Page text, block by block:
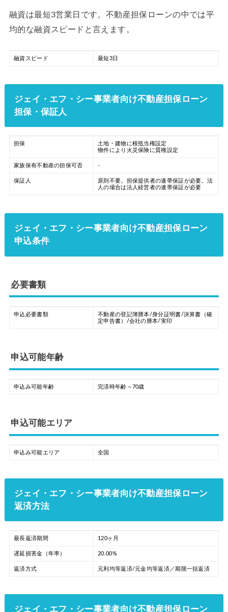
融資は最短3営業日です。不動産担保ローンの中では平
均的な融資スピードと言えます。
融資スピード 最短3日
ジェイ・エフ・シー事業者向け不動産担保ローン
担保・保証人
担保
土地・建物に根抵当権設定
物件により火災保険に質権設定
家族保有不動産の担保可否 -
保証人
原則不要。担保提供者の連帯保証が必要。法
人の場合は法人経営者の連帯保証が必要
ジェイ・エフ・シー事業者向け不動産担保ローン
申込条件
必要書類
申込必要書類
不動産の登記簿謄本/身分証明書/決算書（確
定申告書）/会社の謄本/実印
申込可能年齢
申込み可能年齢 完済時年齢～70歳
申込可能エリア
申込み可能エリア 全国
ジェイ・エフ・シー事業者向け不動産担保ローン
返済方法
最長返済期間 120ヶ月
遅延損害金（年率） 20.00%
返済方式 元利均等返済/元金均等返済／期限一括返済
ジェイ・エフ・シー事業者向け不動産担保ローン